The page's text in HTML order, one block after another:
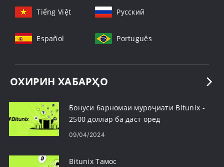
Tiếng Việt Русский
Español Português
ОХИРИН ХАБАРҲО
Бонуси барномаи муроҷиати Bitunix -
2500 доллар ба даст оред
09/04/2024
Bitunix Тамос